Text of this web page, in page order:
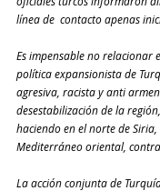
línea de  contacto apenas
Es impensable no relacionar
política expansionista de
agresiva, racista y anti
desestabilización de la
haciendo en el norte de
Mediterráneo oriental,
La acción conjunta de